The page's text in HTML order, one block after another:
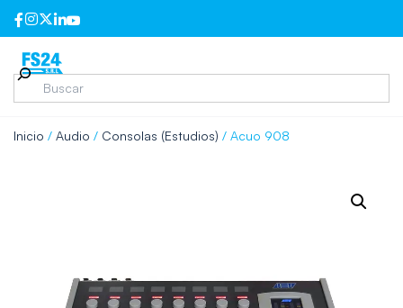
Inicio / Audio / Consolas (Estudios) / Acuo 908